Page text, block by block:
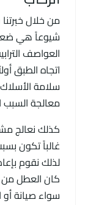
من خلال
شيوعاً هي
العواصف
سلامة
معالجة
كذلك نعالج
غالباً تكون
لذلك نقوم
كان العطل من
سواء صيانة أو